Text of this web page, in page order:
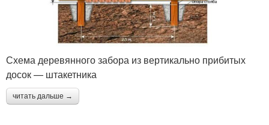
Схема деревянного забора из вертикально прибитых
досок — штакетника
читать дальше →